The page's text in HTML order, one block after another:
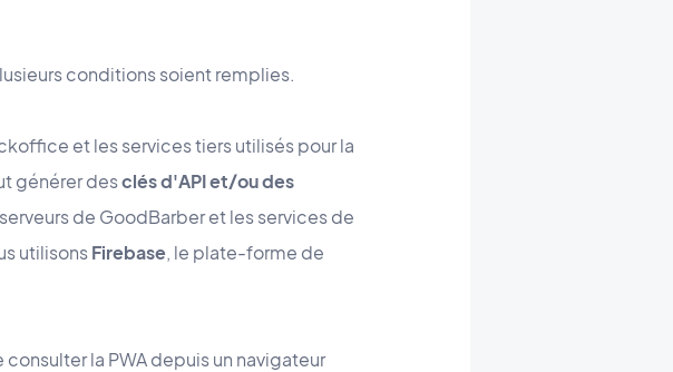
conditions soient remplies.
et les services tiers utilisés pour la
générer desclés d'API et/ou des
de GoodBarber et les services de
utilisonsFirebase, le plate-forme de
consulter la PWA depuis un navigateur